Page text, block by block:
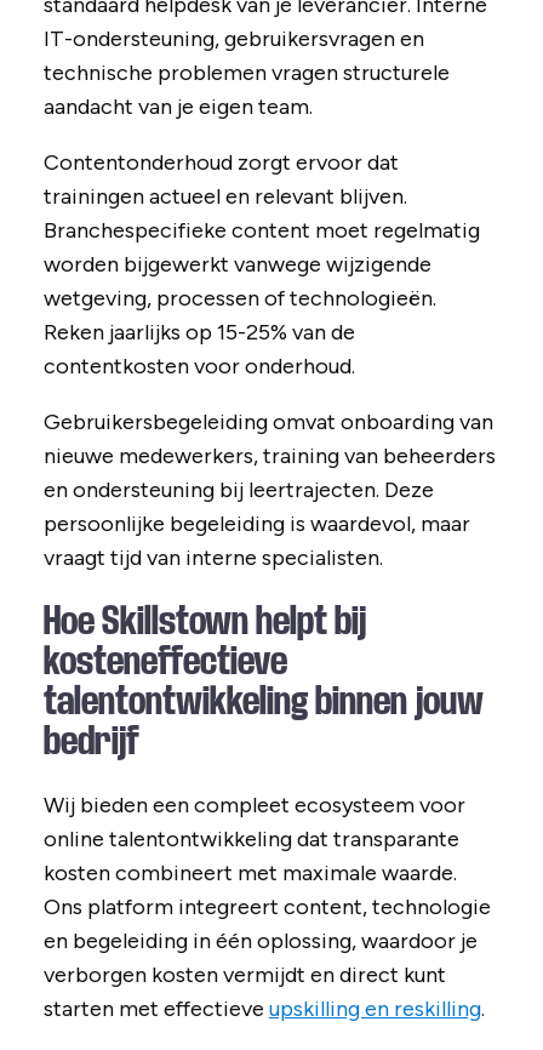
IT-ondersteuning, gebruikersvragen en
technische problemen vragen structurele
aandacht van je eigen team.
Contentonderhoud zorgt ervoor dat
trainingen actueel en relevant blijven.
Branchespecifieke content moet regelmatig
worden bijgewerkt vanwege wijzigende
wetgeving, processen of technologieën.
Reken jaarlijks op 15-25% van de
contentkosten voor onderhoud.
Gebruikersbegeleiding omvat onboarding van
nieuwe medewerkers, training van beheerders
en ondersteuning bij leertrajecten. Deze
persoonlijke begeleiding is waardevol, maar
vraagt tijd van interne specialisten.
Hoe Skillstown helpt bij
kosteneffectieve
talentontwikkeling binnen jouw
bedrijf
Wij bieden een compleet ecosysteem voor
online talentontwikkeling dat transparante
kosten combineert met maximale waarde.
Ons platform integreert content, technologie
en begeleiding in één oplossing, waardoor je
verborgen kosten vermijdt en direct kunt
starten met effectieve upskilling en reskilling.